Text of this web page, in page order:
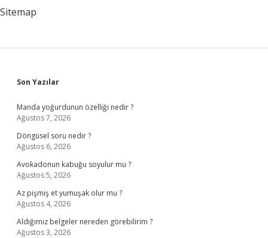
Sitemap
Sidebar
Son Yazılar
Manda yoğurdunun özelliği nedir ?
Ağustos 7, 2026
Döngüsel soru nedir ?
Ağustos 6, 2026
Avokadonun kabuğu soyulur mu ?
Ağustos 5, 2026
Az pişmiş et yumuşak olur mu ?
Ağustos 4, 2026
Aldığımız belgeler nereden görebilirim ?
Ağustos 3, 2026